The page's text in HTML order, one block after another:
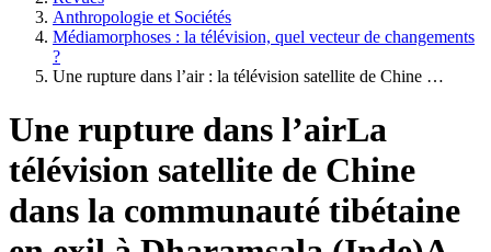
Anthropologie et Sociétés
Médiamorphoses : la télévision, quel vecteur de changements
?
Une rupture dans l’air : la télévision satellite de Chine …
Une rupture dans l’airLa
télévision satellite de Chine
dans la communauté tibétaine